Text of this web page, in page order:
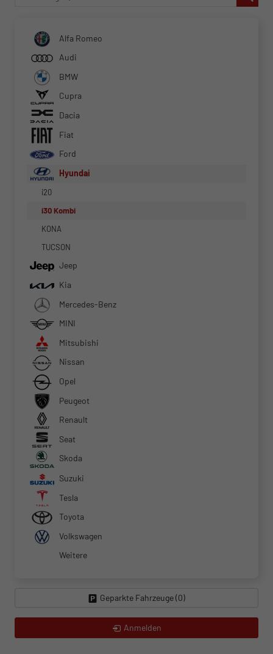
Alfa Romeo
Audi
BMW
Cupra
Dacia
Fiat
Ford
Hyundai
i20
i30 Kombi
KONA
TUCSON
Jeep
Kia
Mercedes-Benz
MINI
Mitsubishi
Nissan
Opel
Peugeot
Renault
Seat
Skoda
Suzuki
Tesla
Toyota
Volkswagen
Weitere
Geparkte Fahrzeuge (0)
Anmelden